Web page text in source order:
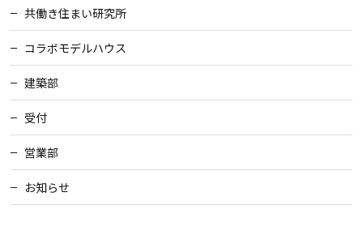
土地の上手な探し方
家づくりの資金計画
設計・施工品質管理
検査・アフターメンテナンス
家づくりのスケジュール
共働き住まい研究所
コラボモデルハウス
建築部
受付
営業部
お知らせ